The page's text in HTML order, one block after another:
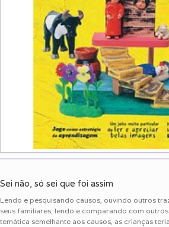
Sei não, só sei que foi assim
Lendo e pesquisando causos, ouvindo outros
seus familiares, lendo e comparando com
temática semelhante aos causos, as crianças